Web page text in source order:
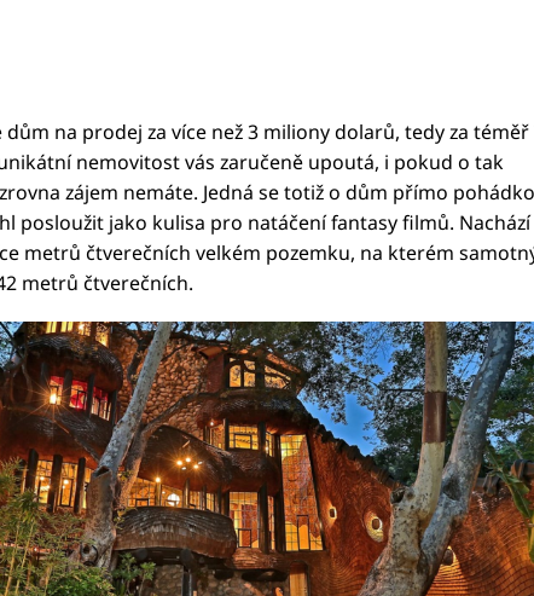
dům na prodej za více než 3 miliony dolarů, tedy za téměř
nemovitost vás zaručeně upoutá, i pokud o tak
zájem nemáte. Jedná se totiž o dům přímo
posloužit jako kulisa pro natáčení fantasy filmů. Nachází
metrů čtverečních velkém pozemku, na kterém
metrů čtverečních.